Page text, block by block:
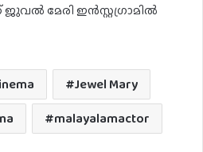
മേരി ഇൻസ്റ്റഗ്രാമിൽ
Jewel Mary
malayalamactor